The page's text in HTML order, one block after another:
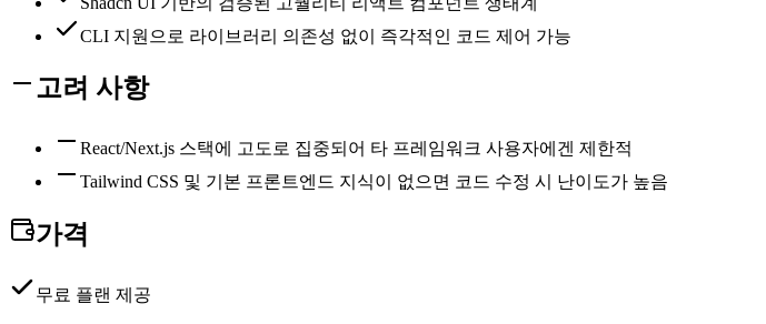
CLI 지원으로 라이브러리 의존성 없이 즉각적인 코드 제어 가능
고려 사항
React/Next.js 스택에 고도로 집중되어 타 프레임워크 사용자에겐 제한적
Tailwind CSS 및 기본 프론트엔드 지식이 없으면 코드 수정 시 난이도가 높음
가격
무료 플랜 제공